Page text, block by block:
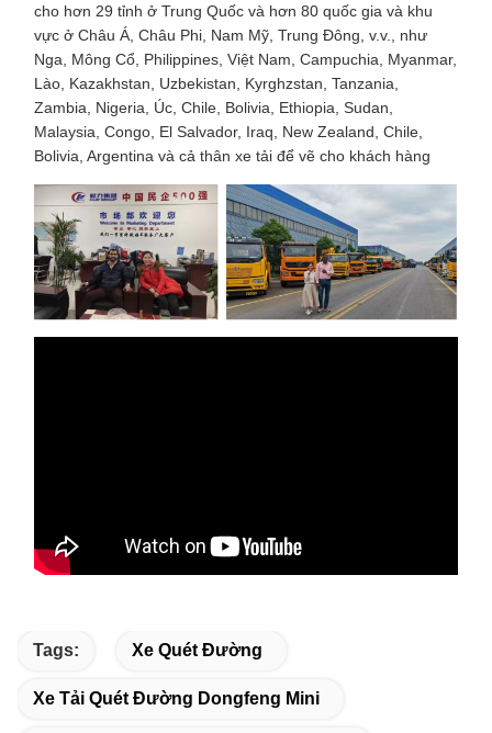
cho hơn 29 tỉnh ở Trung Quốc và hơn 80 quốc gia và khu
vực ở Châu Á, Châu Phi, Nam Mỹ, Trung Đông, v.v., như
Nga, Mông Cổ, Philippines, Việt Nam, Campuchia, Myanmar,
Lào, Kazakhstan, Uzbekistan, Kyrghzstan, Tanzania,
Zambia, Nigeria, Úc, Chile, Bolivia, Ethiopia, Sudan,
Malaysia, Congo, El Salvador, Iraq, New Zealand, Chile,
Bolivia, Argentina và cả thân xe tải để vẽ cho khách hàng
Tags: Xe Quét Đường
Xe Tải Quét Đường Dongfeng Mini